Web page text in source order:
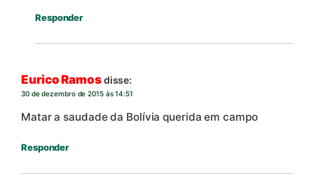
Responder
Eurico Ramosdisse:
30 de dezembro de 2015 às 14:51
Matar a saudade da Bolívia querida em campo
Responder